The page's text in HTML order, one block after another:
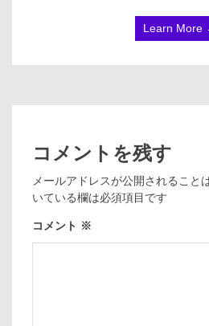
Learn More
コメントを残す
メールアドレスが公開されること
いている欄は必須項目です
コメント ※